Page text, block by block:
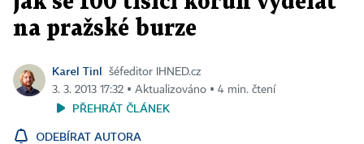
na pražské burze
Karel Tinl
šéfeditor IHNED.cz
3. 3. 2013 17:32 ▪ Aktualizováno ▪ 4 min. čtení
PŘEHRÁT ČLÁNEK
ODEBÍRAT AUTORA